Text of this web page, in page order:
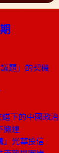
題」的契機
下的中國政治
擁連
」光華投信